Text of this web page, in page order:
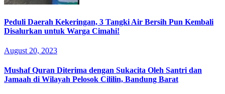
Peduli Daerah Kekeringan, 3 Tangki Air Bersih Pun Kembali
Disalurkan untuk Warga Cimahi!
August 20, 2023
Mushaf Quran Diterima dengan Sukacita Oleh Santri dan
Jamaah di Wilayah Pelosok Cililin, Bandung Barat